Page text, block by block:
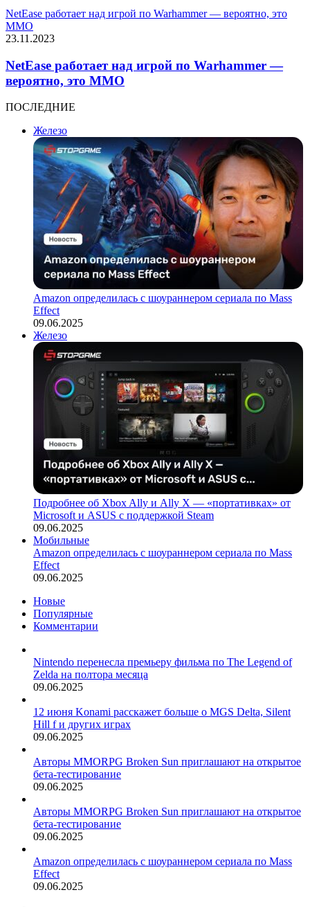
NetEase работает над игрой по Warhammer — вероятно, это
MMO
23.11.2023
NetEase работает над игрой по Warhammer —
вероятно, это MMO
ПОСЛЕДНИЕ
Железо
Amazon определилась с шоураннером сериала по Mass
Effect
09.06.2025
Железо
Подробнее об Xbox Ally и Ally X — «портативках» от
Microsoft и ASUS с поддержкой Steam
09.06.2025
Мобильные
Amazon определилась с шоураннером сериала по Mass
Effect
09.06.2025
Новые
Популярные
Комментарии
Nintendo перенесла премьеру фильма по The Legend of
Zelda на полтора месяца
09.06.2025
12 июня Konami расскажет больше о MGS Delta, Silent
Hill f и других играх
09.06.2025
Авторы MMORPG Broken Sun приглашают на открытое
бета-тестирование
09.06.2025
Авторы MMORPG Broken Sun приглашают на открытое
бета-тестирование
09.06.2025
Amazon определилась с шоураннером сериала по Mass
Effect
09.06.2025